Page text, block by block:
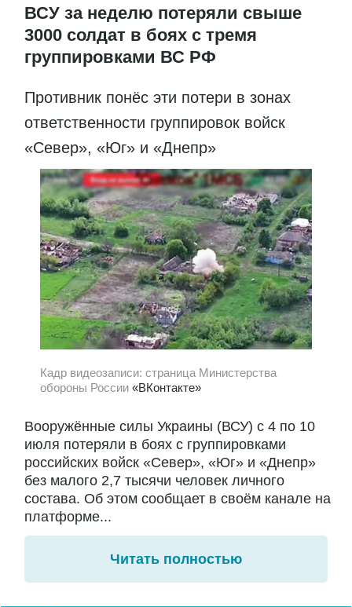
ВСУ за неделю потеряли свыше
3000 солдат в боях с тремя
группировками ВС РФ
Противник понёс эти потери в зонах
ответственности группировок войск
«Север», «Юг» и «Днепр»
Кадр видеозаписи: страница Министерства
обороны России «ВКонтакте»
Вооружённые силы Украины (ВСУ) с 4 по 10
июля потеряли в боях с группировками
российских войск «Север», «Юг» и «Днепр»
без малого 2,7 тысячи человек личного
состава. Об этом сообщает в своём канале на
платформе...
Читать полностью